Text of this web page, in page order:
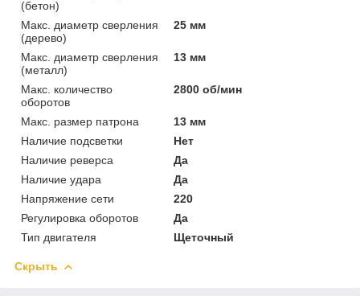
(бетон)
Макс. диаметр сверления
(дерево)
25 мм
Макс. диаметр сверления
(металл)
13 мм
Макс. количество
оборотов
2800 об/мин
Макс. размер патрона
13 мм
Наличие подсветки
Нет
Наличие реверса
Да
Наличие удара
Да
Напряжение сети
220
Регулировка оборотов
Да
Тип двигателя
Щеточный
Скрыть